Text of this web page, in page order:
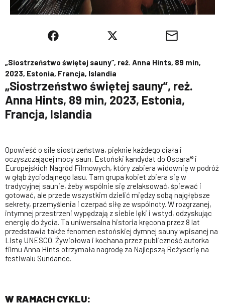
„Siostrzeństwo świętej sauny”, reż. Anna Hints, 89 min,
2023, Estonia, Francja, Islandia
„Siostrzeństwo świętej sauny”, reż.
Anna Hints, 89 min, 2023, Estonia,
Francja, Islandia
Opowieść o sile siostrzeństwa, pięknie każdego ciała i
oczyszczającej mocy saun. Estoński kandydat do Oscara® i
Europejskich Nagród Filmowych, który zabiera widownię w podróż
w głąb życiodajnego lasu. Tam grupa kobiet zbiera się w
tradycyjnej saunie, żeby wspólnie się zrelaksować, śpiewać i
gotować, ale przede wszystkim dzielić między sobą najgłębsze
sekrety, przemyślenia i czerpać siłę ze wspólnoty. W rozgrzanej,
intymnej przestrzeni wypędzają z siebie lęki i wstyd, odzyskując
energię do życia. Ta uniwersalna historia kręcona przez 8 lat
przedstawia także fenomen estońskiej dymnej sauny wpisanej na
Listę UNESCO. Żywiołowa i kochana przez publiczność autorka
filmu Anna Hints otrzymała nagrodę za Najlepszą Reżyserię na
festiwalu Sundance.
W RAMACH CYKLU: